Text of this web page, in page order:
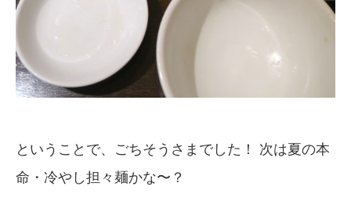
ということで、ごちそうさまでした！ 次は夏の本
命・冷やし担々麺かな〜？